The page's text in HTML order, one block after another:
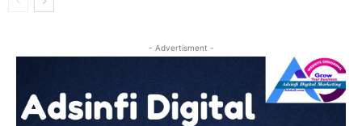
- Advertisment -